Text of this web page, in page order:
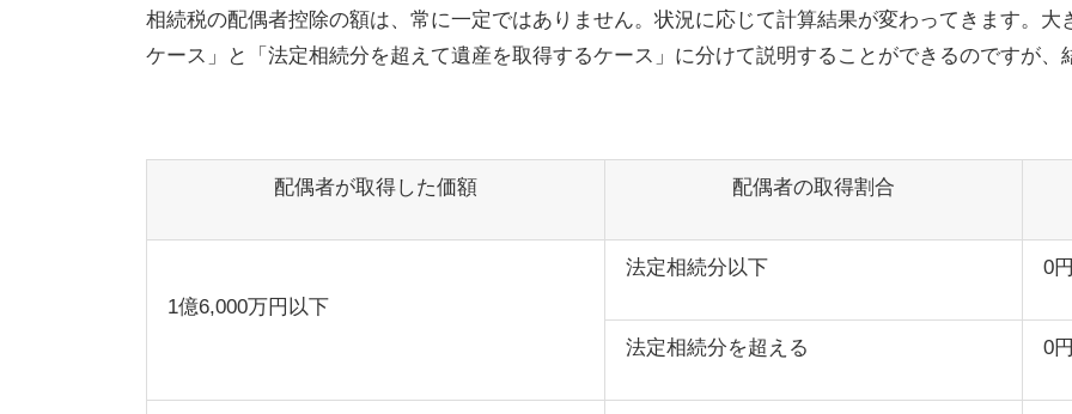
相続税の配偶者控除の額は、常に一定ではありません。状況に応じて計算結果が変わってきます。
ケース」と「法定相続分を超えて遺産を取得するケース」に分けて説明することができるのですが、
配偶者が取得した価額 配偶者の取得割合
1億6,000万円以下
法定相続分以下 0円
法定相続分を超える 0円